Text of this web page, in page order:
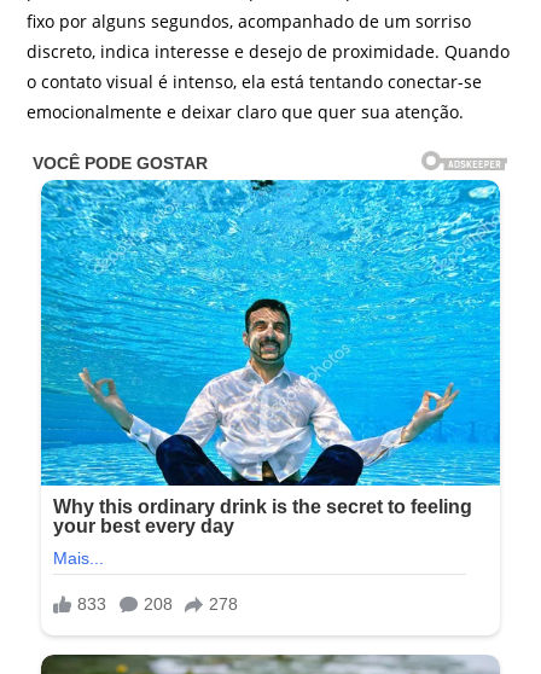
fixo por alguns segundos, acompanhado de um sorriso
discreto, indica interesse e desejo de proximidade. Quando
o contato visual é intenso, ela está tentando conectar-se
emocionalmente e deixar claro que quer sua atenção.